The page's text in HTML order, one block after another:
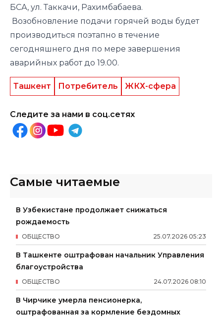
БСА, ул. Таккачи, Рахимбабаева.
Возобновление подачи горячей воды будет
производиться поэтапно в течение
сегодняшнего дня по мере завершения
аварийных работ до 19.00.
Ташкент Потребитель ЖКХ-сфера
Следите за нами в соц.сетях
Самые читаемые
В Узбекистане продолжает снижаться
рождаемость
25.07.2026 05:23
ОБЩЕСТВО
В Ташкенте оштрафован начальник Управления
благоустройства
24.07.2026 08:10
ОБЩЕСТВО
В Чирчике умерла пенсионерка,
оштрафованная за кормление бездомных